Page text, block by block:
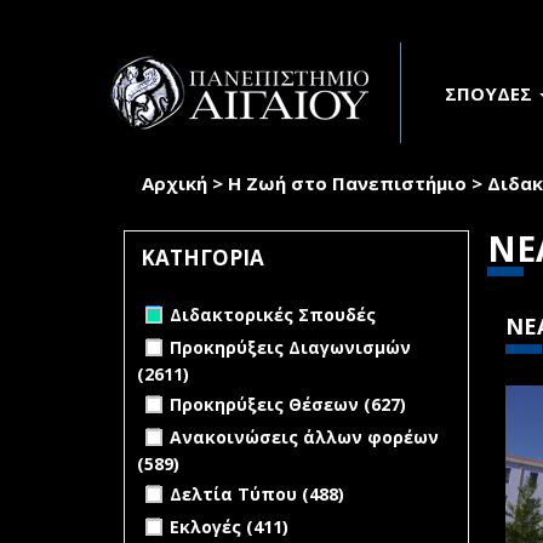
ΣΠΟΥΔΕΣ
Είστε εδώ
Αρχική > Η Ζωή στο Πανεπιστήμιο >
ΚΑΤΗΓΟΡΙΑ
Remove Διδακτορικές Σπουδές filter
Διδακτορικές Σπουδές
Apply Προκηρύξεις Διαγωνισμών
filter
Προκηρύξεις Διαγωνισμών
(2611)
Διαγωνισμών filter
Apply Προκηρύξεις Θέσεων filter
Προκηρύξεις Θέσεων (627)
Θέσεων
Apply Ανακοινώσεις άλλων φορέων
filter
Ανακοινώσεις άλλων φορέων
(589)
φορέων filter
Apply Δελτία Τύπου filter
Δελτία Τύπου (488)
Apply Εκλογές filter
Εκλογές (411)